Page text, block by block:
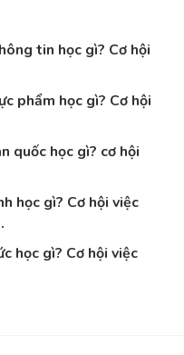
tin học gì? Cơ hội
phẩm học gì? Cơ hội
quốc học gì? cơ hội
học gì? Cơ hội việc
học gì? Cơ hội việc